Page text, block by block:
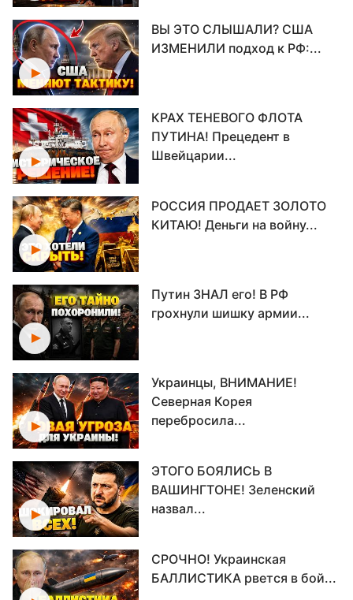
ВЫ ЭТО СЛЫШАЛИ? США
ИЗМЕНИЛИ подход к РФ:...
КРАХ ТЕНЕВОГО ФЛОТА
ПУТИНА! Прецедент в
Швейцарии...
РОССИЯ ПРОДАЕТ ЗОЛОТО
КИТАЮ! Деньги на войну...
Путин ЗНАЛ его! В РФ
грохнули шишку армии...
Украинцы, ВНИМАНИЕ!
Северная Корея
перебросила...
ЭТОГО БОЯЛИСЬ В
ВАШИНГТОНЕ! Зеленский
назвал...
СРОЧНО! Украинская
БАЛЛИСТИКА рвется в бой...